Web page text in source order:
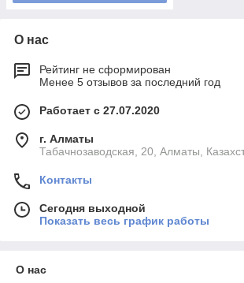
О нас
Рейтинг не сформирован
Менее 5 отзывов за последний год
Работает с 27.07.2020
г. Алматы
Табачнозаводская, 20, Алматы,
Контакты
Сегодня выходной
Показать весь график работы
О нас